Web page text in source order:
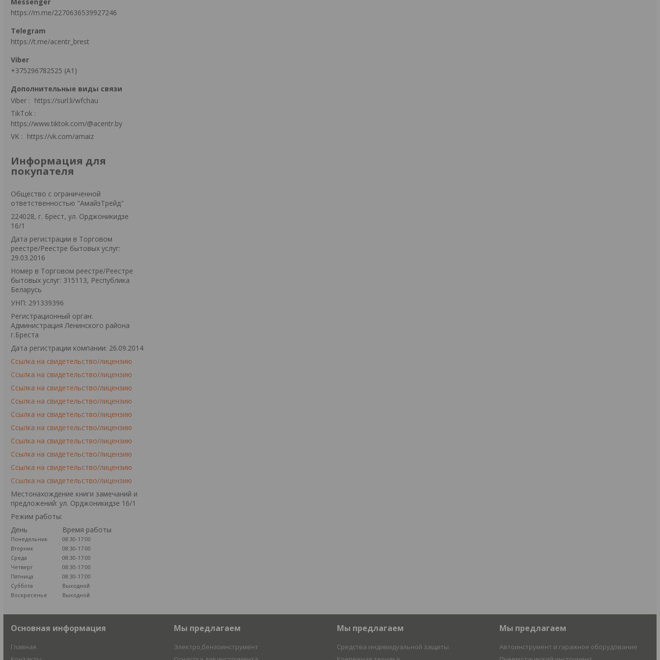
https://m.me/2270636539927246
https://t.me/acentr_brest
+375296782525 (А1)
Viber
https://surl.li/wfchau
TikTok
https://www.tiktok.com/@acentr.by
VK
https://vk.com/amaiz
Информация для
покупателя
Общество с ограниченной
ответственностью "АмайзТрейд"
224028, г. Брест, ул. Орджоникидзе
16/1
Дата регистрации в Торговом
реестре/Реестре бытовых услуг:
29.03.2016
Номер в Торговом реестре/Реестре
бытовых услуг: 315113, Республика
Беларусь
УНП: 291339396
Регистрационный орган:
Администрация Ленинского района
г.Бреста
Дата регистрации компании: 26.09.2014
Ссылка на свидетельство/лицензию
Ссылка на свидетельство/лицензию
Ссылка на свидетельство/лицензию
Ссылка на свидетельство/лицензию
Ссылка на свидетельство/лицензию
Ссылка на свидетельство/лицензию
Ссылка на свидетельство/лицензию
Ссылка на свидетельство/лицензию
Ссылка на свидетельство/лицензию
Ссылка на свидетельство/лицензию
Местонахождение книги замечаний и
предложений: ул. Орджоникидзе 16/1
Режим работы:
День
Время работы
Понедельник
08:30-17:00
Вторник
08:30-17:00
Среда
08:30-17:00
Четверг
08:30-17:00
Пятница
08:30-17:00
Суббота
Выходной
Воскресенье
Выходной
Основная информация
Главная
Мы предлагаем
Электро,бензоинструмент
Мы предлагаем
Средства индивидуальной защиты
Мы предлагаем
Автоинструмент и гаражное оборудование